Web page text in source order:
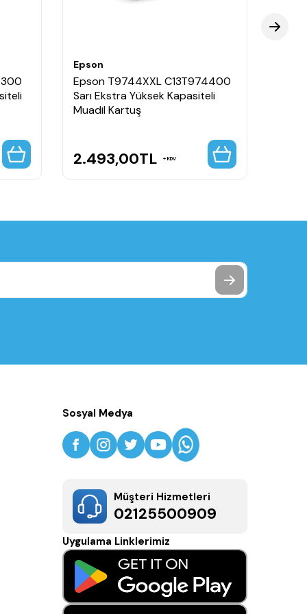
Epson
Epson T9744XXL C13T974400
Sarı Ekstra Yüksek Kapasiteli
Muadil Kartuş
2.493,00TL KDV
Sosyal Medya
Müşteri Hizmetleri
02125500909
Uygulama Linklerimiz